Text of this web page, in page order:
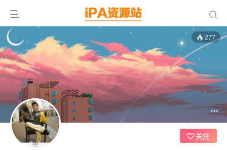
277
关注